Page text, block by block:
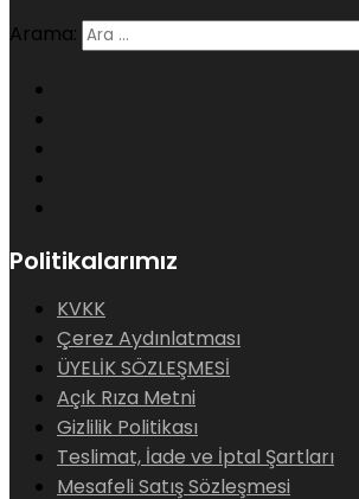
Arama:
Politikalarımız
KVKK
Çerez Aydınlatması
ÜYELİK SÖZLEŞMESİ
Açık Rıza Metni
Gizlilik Politikası
Teslimat, İade ve İptal Şartları
Mesafeli Satış Sözleşmesi